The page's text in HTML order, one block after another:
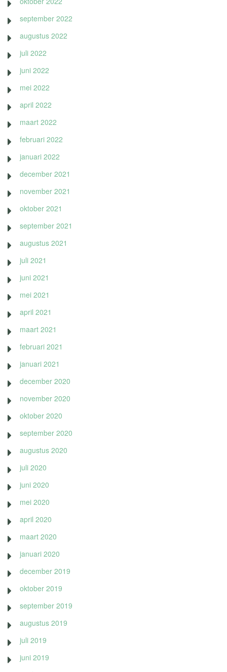
september 2022
augustus 2022
juli 2022
juni 2022
mei 2022
april 2022
maart 2022
februari 2022
januari 2022
december 2021
november 2021
oktober 2021
september 2021
augustus 2021
juli 2021
juni 2021
mei 2021
april 2021
maart 2021
februari 2021
januari 2021
december 2020
november 2020
oktober 2020
september 2020
augustus 2020
juli 2020
juni 2020
mei 2020
april 2020
maart 2020
januari 2020
december 2019
oktober 2019
september 2019
augustus 2019
juli 2019
juni 2019